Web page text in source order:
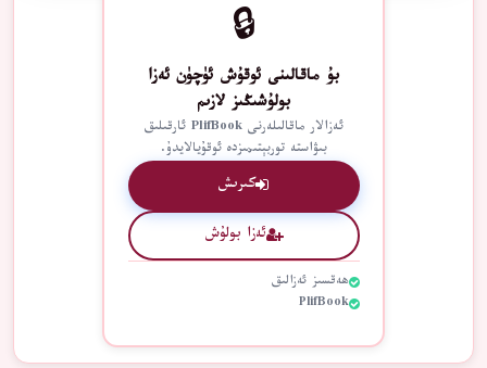
🔒
بۇ ماقالىنى ئوقۇش ئۈچۈن ئەزا
بولۇشىڭىز لازىم
ئەزالار ماقالىلەرنى PlifBook ئارقىلىق
بىۋاستە توربېتىمىزدە ئوقۇيالايدۇ.
كىرىش
ئەزا بولۇش
ھەقسىز ئەزالىق
PlifBook